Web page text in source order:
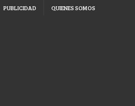
PUBLICIDAD QUIENES SOMOS